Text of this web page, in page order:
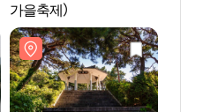
가을축제）